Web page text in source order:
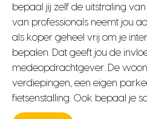
bepaal jij zelf de uitstraling
van professionals neemt jou
als koper geheel vrij om je
bepalen. Dat geeft jou de
medeopdrachtgever. De
verdiepingen, een eigen
fietsenstalling. Ook bepaal je